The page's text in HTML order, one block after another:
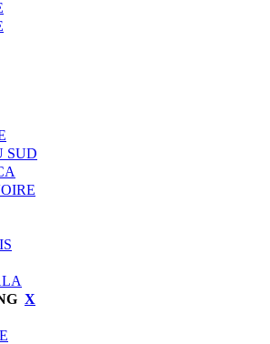
SUD
X